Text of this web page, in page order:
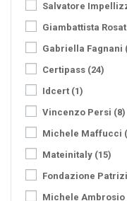
Salvatore
Giambattista
Gabriella Fagnani
Certipass (24)
Idcert (1)
Vincenzo Persi (8)
Michele Maffucci
Mateinitaly (15)
Fondazione
Michele Ambrosio